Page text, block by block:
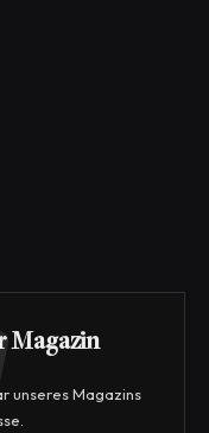
Magazin
unseres Magazins